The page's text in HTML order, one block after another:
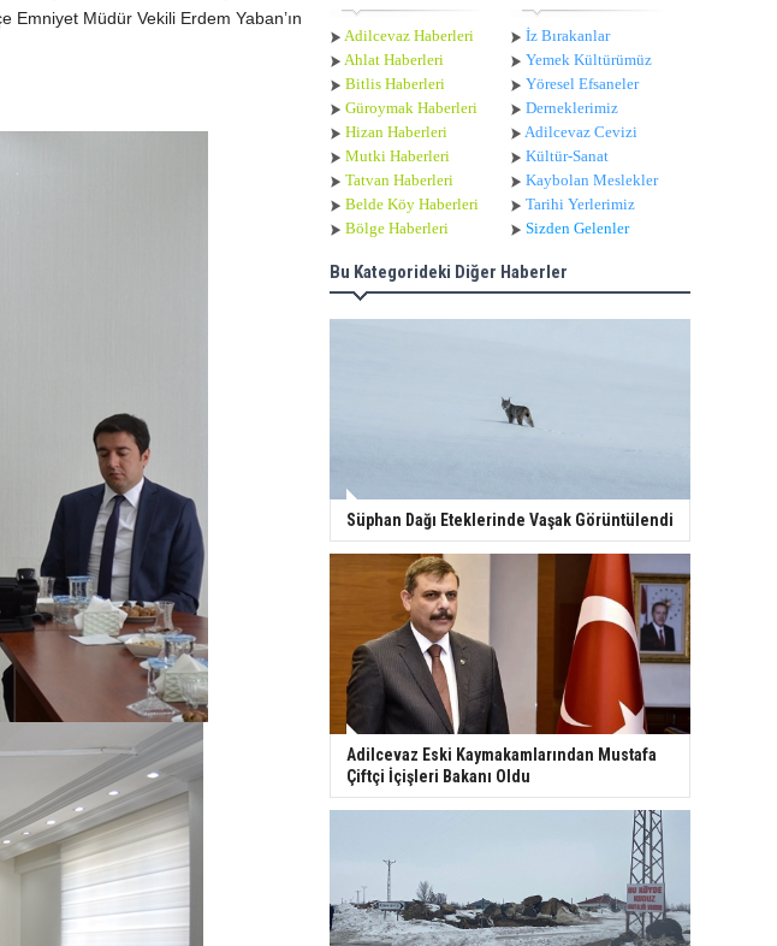
Emniyet Müdür Vekili Erdem Yaban’ın
Adilcevaz Haberleri
Ahlat Haberleri
Bitlis Haberleri
Güroymak Haberleri
Hizan Haberleri
Mutki Haberleri
Tatvan Haberleri
Belde Köy Haberleri
Bölge Haberleri
İz Bırakanlar
Yemek Kültürümüz
Yöresel Efsaneler
Derneklerimiz
Adilcevaz Cevizi
Kültür-Sanat
Kaybolan Meslekler
Tarihi Yerlerimiz
Sizden Gelenler
Bu Kategorideki Diğer Haberler
Süphan Dağı Eteklerinde Vaşak Görüntülendi
Adilcevaz Eski Kaymakamlarından Mustafa
Çiftçi İçişleri Bakanı Oldu